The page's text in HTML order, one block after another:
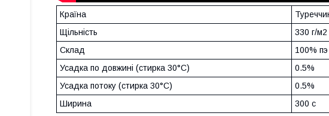
Країна
Щільність
330 г/м2
Склад
100% пэ
Усадка по довжині (стирка 30°C)
0.5%
Усадка потоку (стирка 30°C)
0.5%
Ширина
300 с